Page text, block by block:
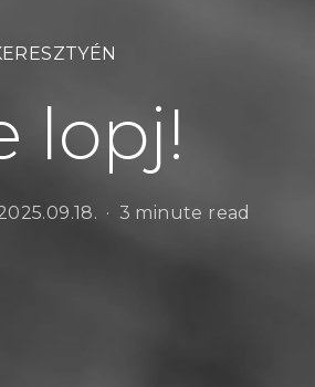
lopj!
3 minute read